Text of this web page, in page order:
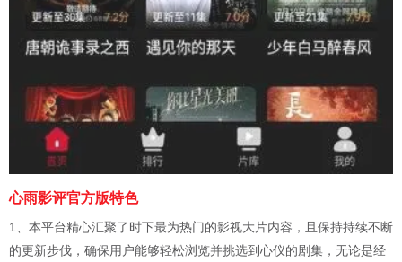
心雨影评官方版特色
1、本平台精心汇聚了时下最为热门的影视大片内容，且保持持续不断
的更新步伐，确保用户能够轻松浏览并挑选到心仪的剧集，无论是经